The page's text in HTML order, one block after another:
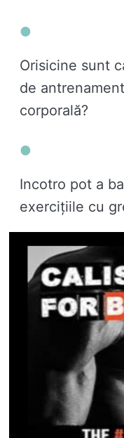
Orisicine sunt
de
corporală?
Incotro pot a
exercițiile cu